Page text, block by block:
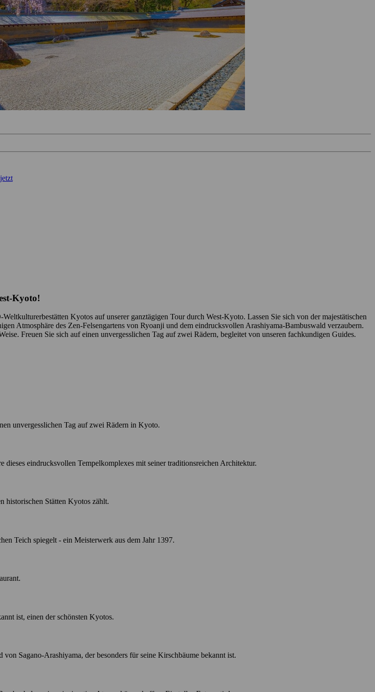
Kyoto!
Kyotos auf unserer ganztägigen Tour durch West-Kyoto. Lassen Sie sich von der majestätischen
Atmosphäre des Zen-Felsengartens von Ryoanji und dem eindrucksvollen Arashiyama-Bambuswald verzaubern.
Freuen Sie sich auf einen unvergesslichen Tag auf zwei Rädern, begleitet von unseren fachkundigen Guides.
unvergesslichen Tag auf zwei Rädern in Kyoto.
eindrucksvollen Tempelkomplexes mit seiner traditionsreichen Architektur.
historischen Stätten Kyotos zählt.
Teich spiegelt - ein Meisterwerk aus dem Jahr 1397.
ist, einen der schönsten Kyotos.
Sagano-Arashiyama, der besonders für seine Kirschbäume bekannt ist.